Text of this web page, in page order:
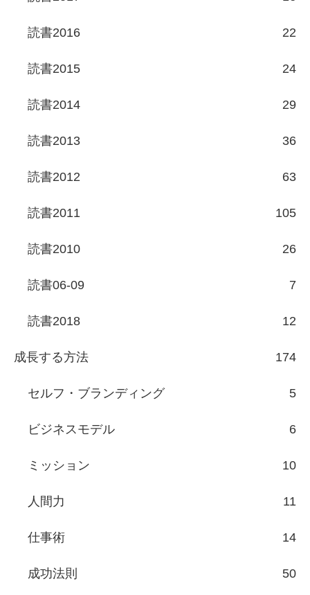
読書2016 22
読書2015 24
読書2014 29
読書2013 36
読書2012 63
読書2011 105
読書2010 26
読書06-09 7
読書2018 12
成長する方法 174
セルフ・ブランディング 5
ビジネスモデル 6
ミッション 10
人間力 11
仕事術 14
成功法則 50